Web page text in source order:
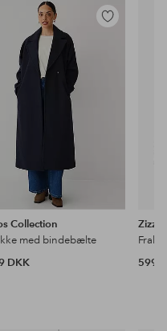
Tilføj
Collection
med bindebælte
DKK
Zizzi
599